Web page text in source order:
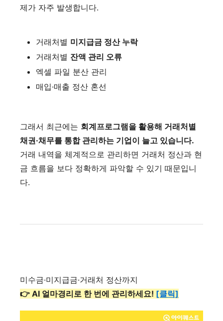
제가 자주 발생합니다.
거래처별 미지급금 정산 누락
거래처별 잔액 관리 오류
엑셀 파일 분산 관리
매입·매출 정산 혼선
그래서 최근에는 회계프로그램을 활용해 거래처별
채권·채무를 통합 관리하는 기업이 늘고 있습니다.
거래 내역을 체계적으로 관리하면 거래처 정산과 현
금 흐름을 보다 정확하게 파악할 수 있기 때문입니
다.
미수금·미지급금·거래처 정산까지
👉 AI 얼마경리로 한 번에 관리하세요! [클릭]